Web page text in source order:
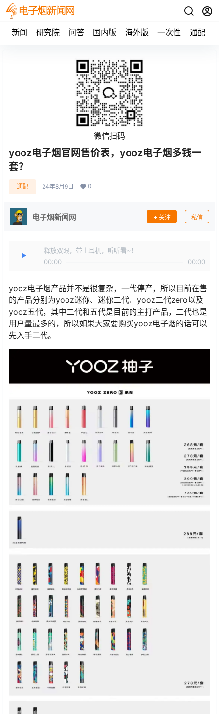
新闻 研究院 问答 国内版 海外版 一次性 通配
微信扫码
yooz电子烟官网售价表，yooz电子烟多钱一
套？
通配 24年8月9日 0
电子烟新闻网 关注 私信
释放双眼，带上耳机，听听看~！
00:00
00:00
yooz电子烟产品并不是很复杂，一代停产，所以目前在售
的产品分别为yooz迷你、迷你二代、yooz二代zero以及
yooz五代，其中二代和五代是目前的主打产品，二代也是
用户量最多的，所以如果大家要购买yooz电子烟的话可以
先入手二代。